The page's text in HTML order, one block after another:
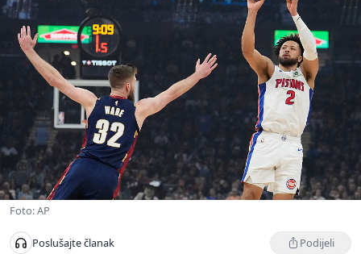
Foto: AP
Poslušajte članak Podijeli